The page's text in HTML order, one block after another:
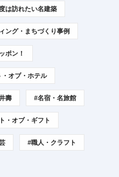
は訪れたい名建築
ング・まちづくり事例
ポン！
・オブ・ホテル
壽 #名宿・名旅館
・オブ・ギフト
#職人・クラフト